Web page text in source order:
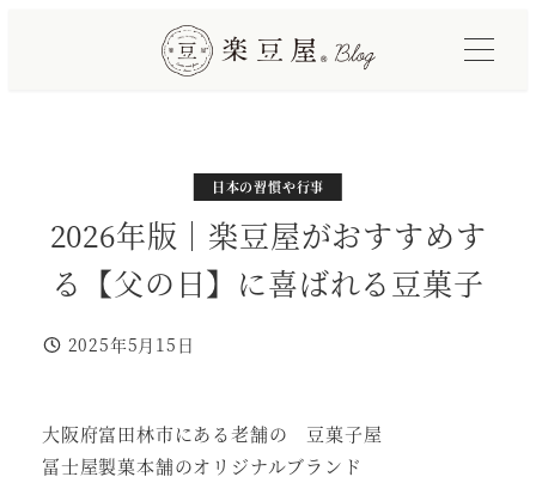
2026年版｜楽豆屋がおすすめす
る【父の日】に喜ばれる豆菓子
投稿日
2025年5月15日
カテゴリー
おしらせ
カテゴリー
日本の習慣や行事
大阪府富田林市にある老舗の 豆菓子屋
冨士屋製菓本舗のオリジナルブランド